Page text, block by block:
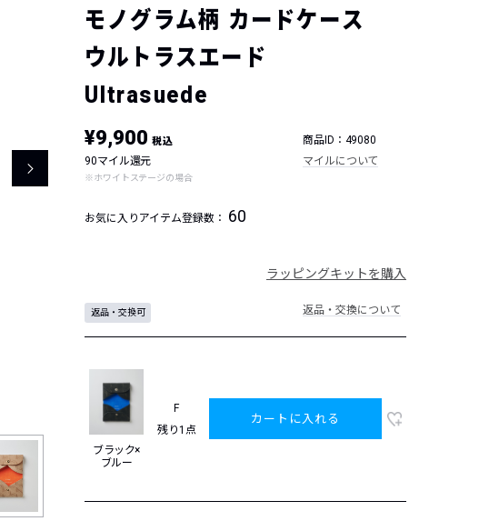
特定商取引に関する法律モノグラム柄 カードケース
ウルトラスエード
Ultrasuede
¥9,900税込
商品ID：49080
90マイル還元
※ホワイトステージの場合
マイルについて
お気に入りアイテム登録数： 60
ラッピングキットを購入
返品・交換可 返品・交換について
ブラック×
ブルー
F
残り1点
カートに入れる